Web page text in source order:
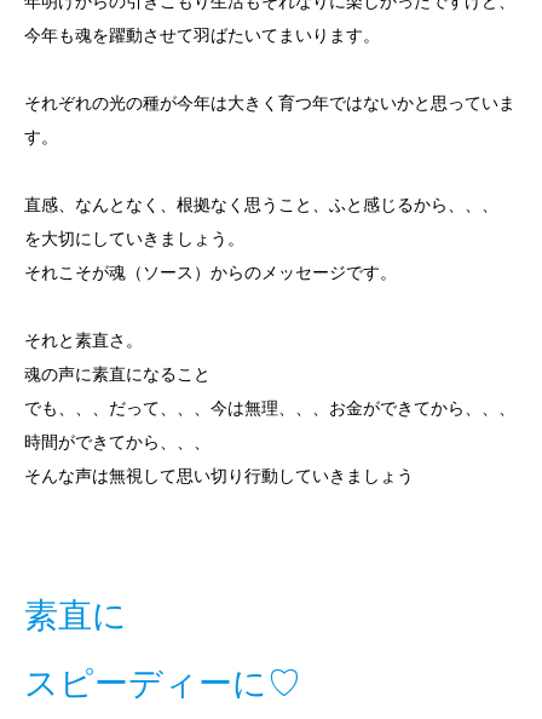
今年も魂を躍動させて羽ばたいてまいります。
それぞれの光の種が今年は大きく育つ年ではないかと思っていま
す。
直感、なんとなく、根拠なく思うこと、ふと感じるから、、、
を大切にしていきましょう。
それこそが魂（ソース）からのメッセージです。
それと素直さ。
魂の声に素直になること
でも、、、だって、、、今は無理、、、お金ができてから、、、
時間ができてから、、、
そんな声は無視して思い切り行動していきましょう
素直に
スピーディーに♡